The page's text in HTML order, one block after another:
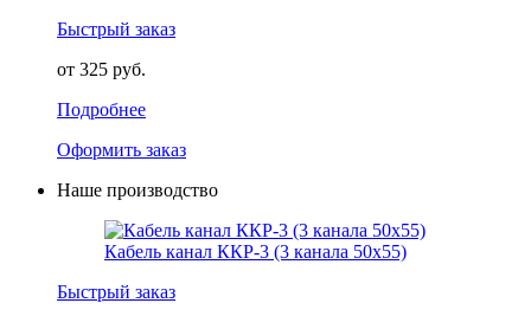
Быстрый заказ
от 325 руб.
Подробнее
Оформить заказ
Наше производство
Кабель канал ККР-3 (3 канала 50х55)
Быстрый заказ